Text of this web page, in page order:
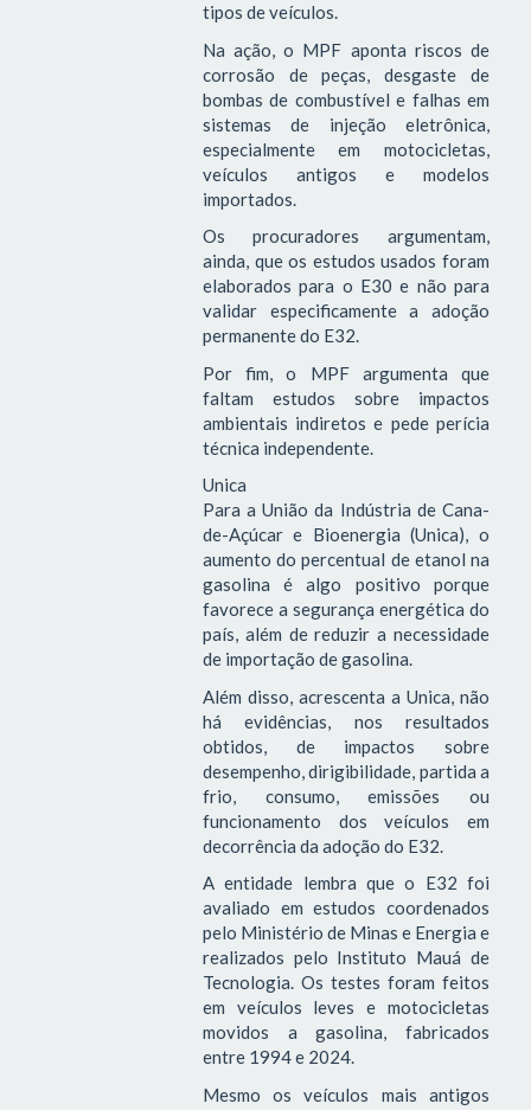
tipos de veículos.
Na ação, o MPF aponta riscos de
corrosão de peças, desgaste de
bombas de combustível e falhas em
sistemas de injeção eletrônica,
especialmente em motocicletas,
veículos antigos e modelos
importados.
Os procuradores argumentam,
ainda, que os estudos usados foram
elaborados para o E30 e não para
validar especificamente a adoção
permanente do E32.
Por fim, o MPF argumenta que
faltam estudos sobre impactos
ambientais indiretos e pede perícia
técnica independente.
Unica
Para a União da Indústria de Cana-
de-Açúcar e Bioenergia (Unica), o
aumento do percentual de etanol na
gasolina é algo positivo porque
favorece a segurança energética do
país, além de reduzir a necessidade
de importação de gasolina.
Além disso, acrescenta a Unica, não
há evidências, nos resultados
obtidos, de impactos sobre
desempenho, dirigibilidade, partida a
frio, consumo, emissões ou
funcionamento dos veículos em
decorrência da adoção do E32.
A entidade lembra que o E32 foi
avaliado em estudos coordenados
pelo Ministério de Minas e Energia e
realizados pelo Instituto Mauá de
Tecnologia. Os testes foram feitos
em veículos leves e motocicletas
movidos a gasolina, fabricados
entre 1994 e 2024.
Mesmo os veículos mais antigos